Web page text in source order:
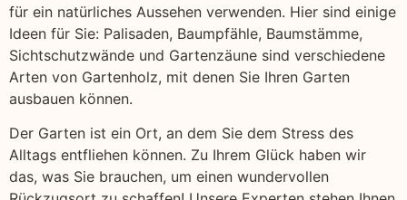
für ein natürliches Aussehen verwenden. Hier sind einige
Ideen für Sie: Palisaden, Baumpfähle, Baumstämme,
Sichtschutzwände und Gartenzäune sind verschiedene
Arten von Gartenholz, mit denen Sie Ihren Garten
ausbauen können.
Der Garten ist ein Ort, an dem Sie dem Stress des
Alltags entfliehen können. Zu Ihrem Glück haben wir
das, was Sie brauchen, um einen wundervollen